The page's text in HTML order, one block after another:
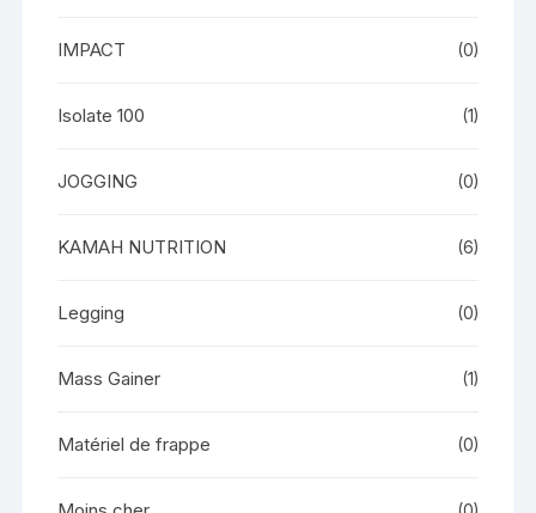
IMPACT (0)
Isolate 100 (1)
JOGGING (0)
KAMAH NUTRITION (6)
Legging (0)
Mass Gainer (1)
Matériel de frappe (0)